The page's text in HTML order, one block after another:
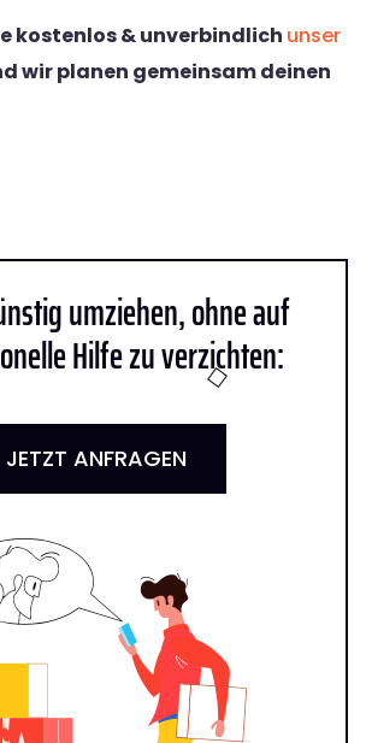
kostenlos & unverbindlich unser
wir planen gemeinsam deinen
umziehen, ohne auf
Hilfe zu verzichten:
JETZT ANFRAGEN